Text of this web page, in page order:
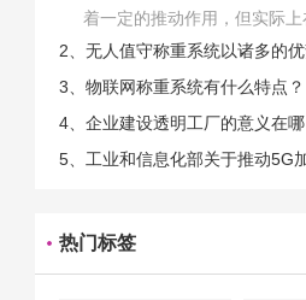
着一定的推动作用，但实际
中，能够推动相关产业发展的
的。那么为什么企业一定需要...
2、无人值守称重系统以诸多的
3、物联网称重系统有什么特点？
4、企业建设透明工厂的意义在哪
5、工业和信息化部关于推动5G
热门标签